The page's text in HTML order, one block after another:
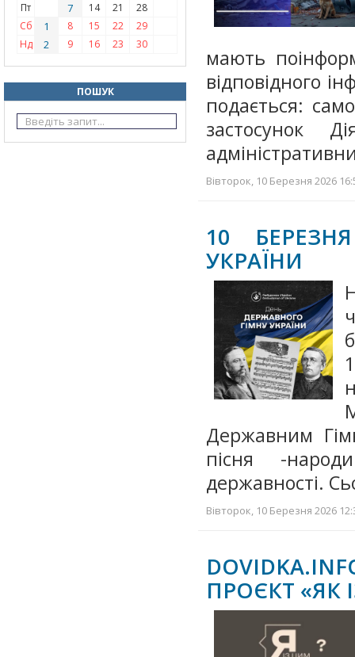
Пт
7 14 21
28
Сб
1 8 15 22
29
Нд
2 9 16 23 30
ПОШУК
мають
відповідного
подається:
застосунок
Вівторок, 10 Березня 2026
10
УКРАЇНИ
Державним
пісня -
державності.
Вівторок, 10 Березня 2026
ПРОЄКТ «ЯК